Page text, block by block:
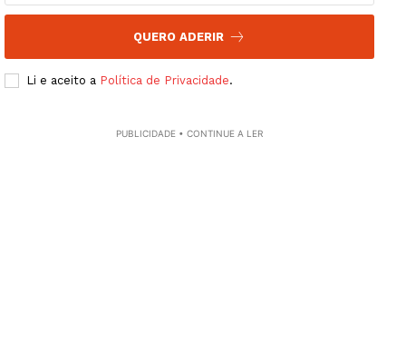
Edição Digital
Grande Entrevista
Quero ser Assinante
QUERO ADERIR
Li e aceito a Política de Privacidade.
PUBLICIDADE • CONTINUE A LER